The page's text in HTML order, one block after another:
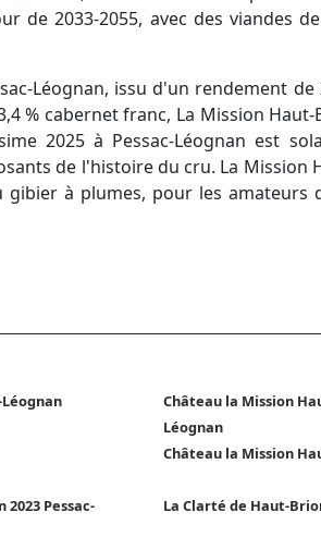
2033-2055, avec des viandes
Léognan, issu d'un rendement
% cabernet franc, La Mission
2025 à Pessac-Léognan est
de l'histoire du cru. La Mission
à plumes, pour les amateurs
Château la Mission
Léognan
Château la Mission
Pessac-
La Clarté de Haut-